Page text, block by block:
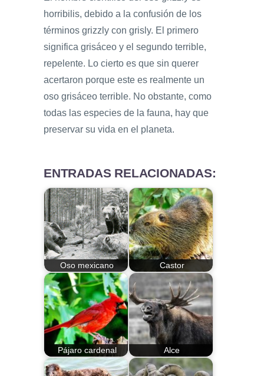
horribilis, debido a la confusión de los
términos grizzly con grisly. El primero
significa grisáceo y el segundo terrible,
repelente. Lo cierto es que sin querer
acertaron porque este es realmente un
oso grisáceo terrible. No obstante, como
todas las especies de la fauna, hay que
preservar su vida en el planeta.
ENTRADAS RELACIONADAS:
Oso mexicano Castor
Pájaro cardenal Alce